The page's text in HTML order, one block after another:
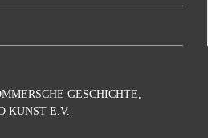
GESCHICHTE,
KUNST E.V.